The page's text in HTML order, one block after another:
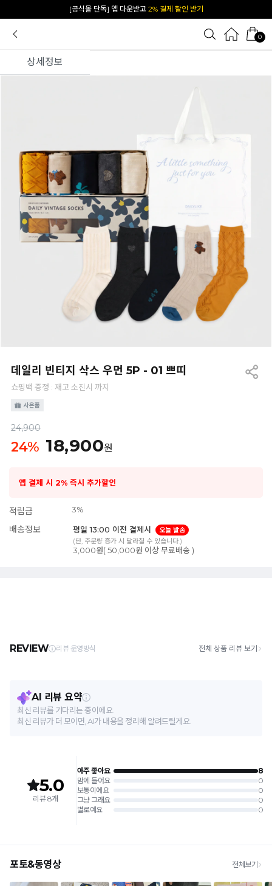
카카오 플친 추가하면1천원 즉시 할인 쿠폰
0
상세정보
데일리 빈티지 삭스 우먼 5P - 01 쁘띠
쇼핑백 증정 : 재고 소진시 까지
24,900
24% 18,900원
앱 결제 시 2% 즉시 추가할인
적립금 3%
배송정보 평일 13:00 이전 결제시
오늘 발송
(단, 주문량 증가 시 달라질 수 있습니다.)
3,000원( 50,000원 이상 무료배송 )